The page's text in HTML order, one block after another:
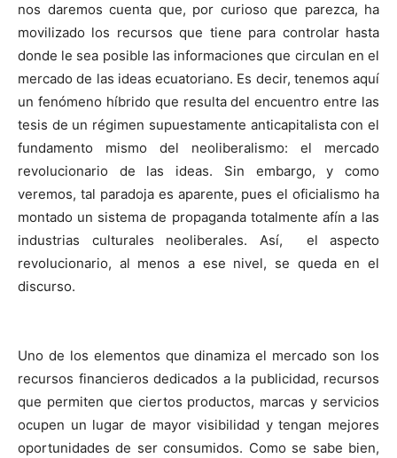
nos daremos cuenta que, por curioso que parezca, ha
movilizado los recursos que tiene para controlar hasta
donde le sea posible las informaciones que circulan en el
mercado de las ideas ecuatoriano. Es decir, tenemos aquí
un fenómeno híbrido que resulta del encuentro entre las
tesis de un régimen supuestamente anticapitalista con el
fundamento mismo del neoliberalismo: el mercado
revolucionario de las ideas. Sin embargo, y como
veremos, tal paradoja es aparente, pues el oficialismo ha
montado un sistema de propaganda totalmente afín a las
industrias culturales neoliberales. Así, el aspecto
revolucionario, al menos a ese nivel, se queda en el
discurso.
Uno de los elementos que dinamiza el mercado son los
recursos financieros dedicados a la publicidad, recursos
que permiten que ciertos productos, marcas y servicios
ocupen un lugar de mayor visibilidad y tengan mejores
oportunidades de ser consumidos. Como se sabe bien,